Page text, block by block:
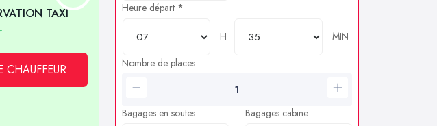
TAXI
CHAUFFEUR
Heure départ *
H
MIN
Nombre de places
Bagages en soutes Bagages cabine